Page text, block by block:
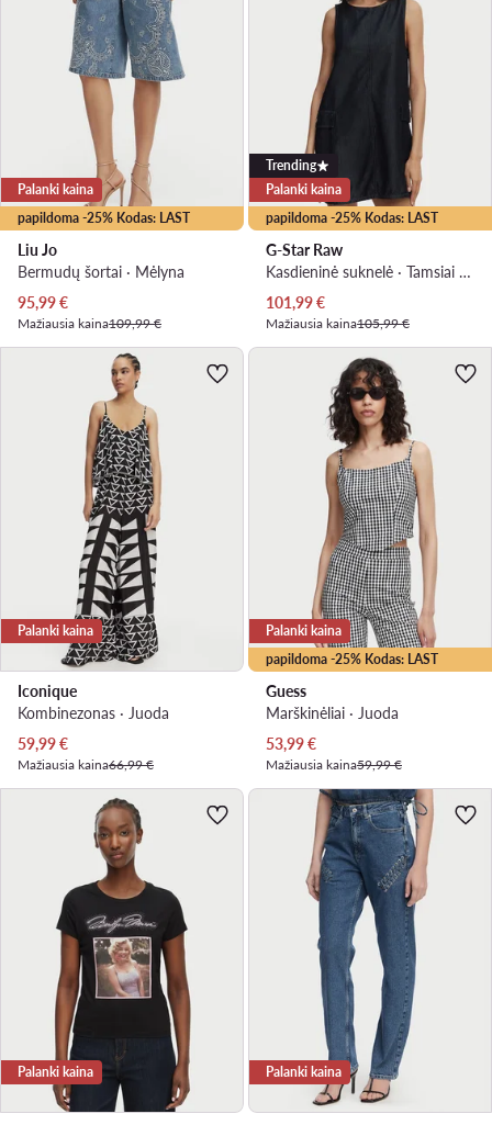
papildoma -25% Kodas: LAST
Palanki kaina
Liu Jo
Bermudų šortai · Mėlyna
Dabartinė kaina
95,99€
Mažiausia kaina109,99 €
papildoma -25% Kodas: LAST
Trending
Palanki kaina
G-Star Raw
Kasdieninė suknelė · Tamsiai mėlyna · Mini
Dabartinė kaina
101,99€
Mažiausia kaina105,99 €
Palanki kaina
Iconique
Kombinezonas · Juoda
Dabartinė kaina
59,99€
Mažiausia kaina66,99 €
papildoma -25% Kodas: LAST
Palanki kaina
Guess
Marškinėliai · Juoda
Dabartinė kaina
53,99€
Mažiausia kaina59,99 €
Palanki kaina Palanki kaina